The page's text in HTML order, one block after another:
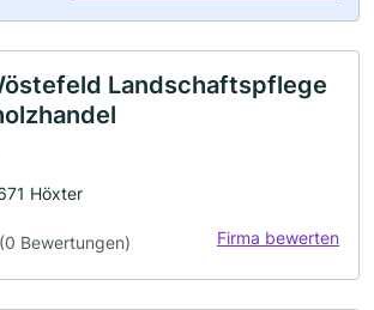
Landschaftspflege
Höxter
(0 Bewertungen) Firma bewerten